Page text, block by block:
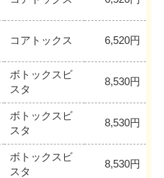
コアトックス 6,520円
ボトックスビ
スタ
8,530円
ボトックスビ
スタ
8,530円
ボトックスビ
スタ
8,530円